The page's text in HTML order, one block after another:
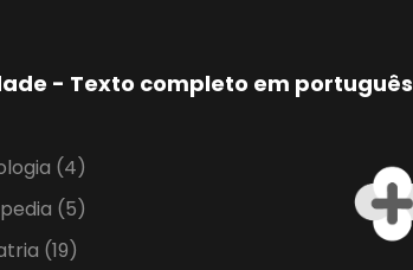
- Texto completo em português
(4)
(5)
(19)